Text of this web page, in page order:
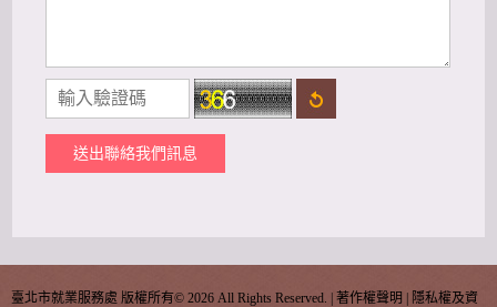
送出聯絡我們訊息
臺北市就業服務處 版權所有© 2026 All Rights Reserved. | 著作權聲明 隱私權及資